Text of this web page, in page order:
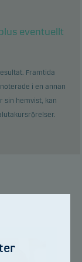
eventuellt
Framtida
i en annan
sin hemvist, kan